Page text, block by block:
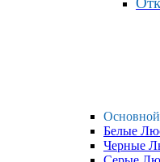
Белые
Черные